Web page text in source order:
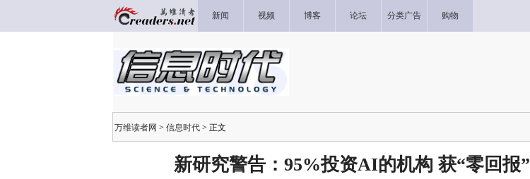
新闻 视频 博客 论坛 分类广告 购物
万维读者网 > 信息时代 > 正文
新研究警告：95%投资AI的机构 获“零回报”